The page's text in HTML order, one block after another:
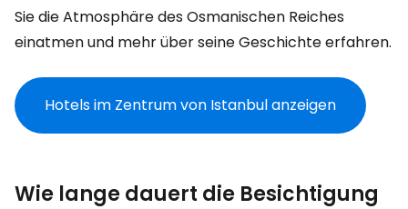
Sie die Atmosphäre des Osmanischen Reiches
einatmen und mehr über seine Geschichte erfahren.
Hotels im Zentrum von Istanbul anzeigen
Wie lange dauert die Besichtigung